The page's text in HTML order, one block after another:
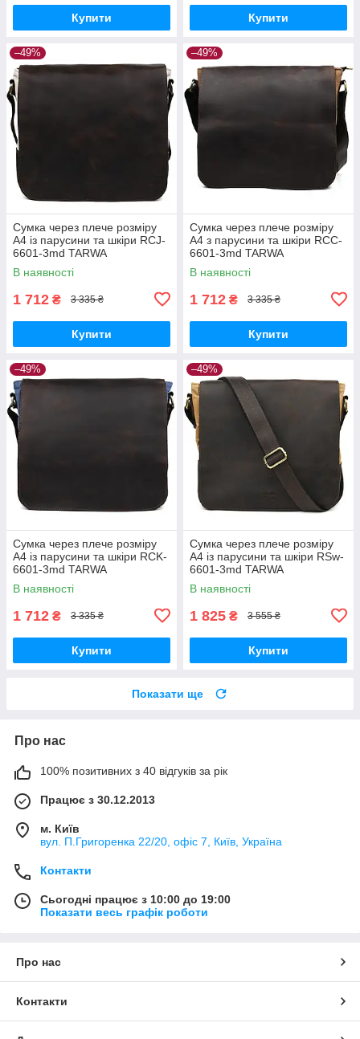
Купити Купити
–49%
Сумка через плече розміру
А4 із парусини та шкіри RCJ-
6601-3md TARWA
В наявності
1 712 ₴ 3 335 ₴
Купити
–49%
Сумка через плече розміру
А4 з парусини та шкіри RCC-
6601-3md TARWA
В наявності
1 712 ₴ 3 335 ₴
Купити
–49%
Сумка через плече розміру
А4 із парусини та шкіри RCK-
6601-3md TARWA
В наявності
1 712 ₴ 3 335 ₴
Купити
–49%
Сумка через плече розміру
А4 із парусини та шкіри RSw-
6601-3md TARWA
В наявності
1 825 ₴ 3 555 ₴
Купити
Показати ще
Про нас
100% позитивних з 40 відгуків за рік
Працює з 30.12.2013
м. Київ
вул. П.Григоренка 22/20, офіс 7, Київ, Україна
Контакти
Сьогодні працює з 10:00 до 19:00
Показати весь графік роботи
Про нас
Контакти